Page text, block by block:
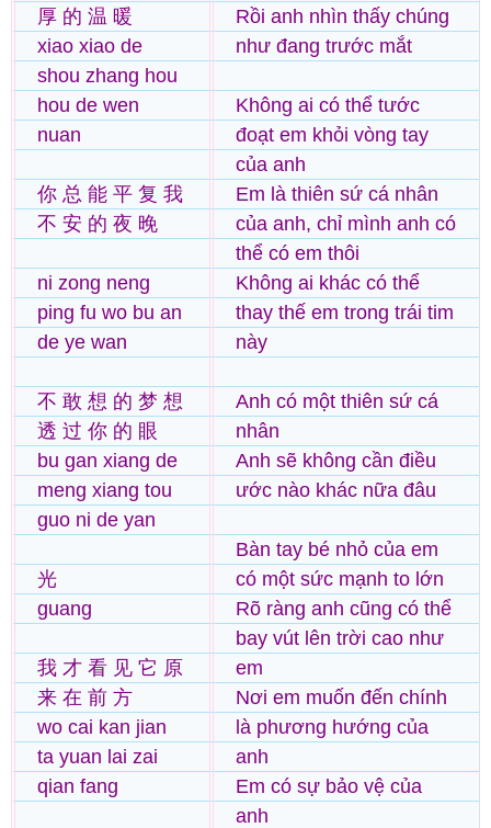
厚 的 温 暖
xiao xiao de
shou zhang hou
hou de wen
nuan
你 总 能 平 复 我
不 安 的 夜 晚
ni zong neng
ping fu wo bu an
de ye wan
不 敢 想 的 梦 想
透 过 你 的 眼
bu gan xiang de
meng xiang tou
guo ni de yan
光
guang
我 才 看 见 它 原
来 在 前 方
wo cai kan jian
ta yuan lai zai
qian fang
Rồi anh nhìn thấy chúng
như đang trước mắt
Không ai có thể tước
đoạt em khỏi vòng tay
của anh
Em là thiên sứ cá nhân
của anh, chỉ mình anh có
thể có em thôi
Không ai khác có thể
thay thế em trong trái tim
này
Anh có một thiên sứ cá
nhân
Anh sẽ không cần điều
ước nào khác nữa đâu
Bàn tay bé nhỏ của em
có một sức mạnh to lớn
Rõ ràng anh cũng có thể
bay vút lên trời cao như
em
Nơi em muốn đến chính
là phương hướng của
anh
Em có sự bảo vệ của
anh